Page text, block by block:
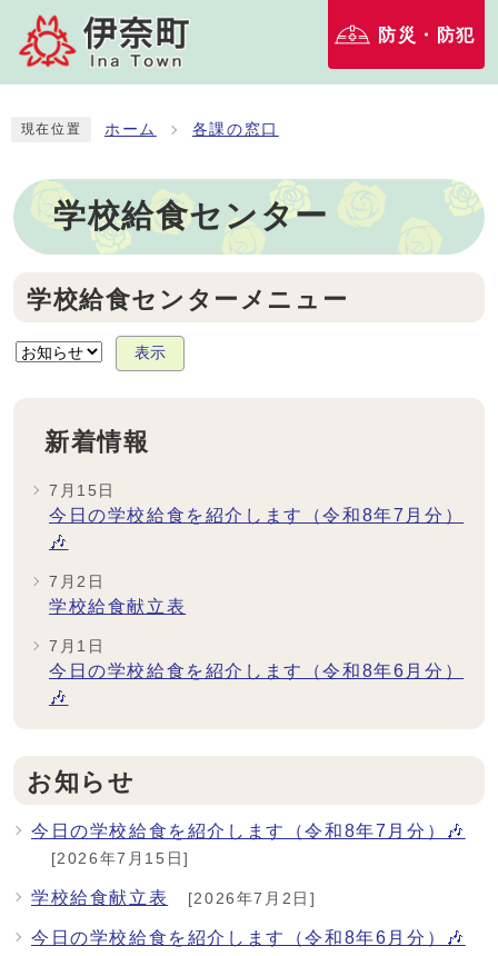
防災・防犯
現在位置 ホーム 各課の窓口
学校給食センター
学校給食センターメニュー
表示
新着情報
7月15日
今日の学校給食を紹介します（令和8年7月分）
🎶
7月2日
学校給食献立表
7月1日
今日の学校給食を紹介します（令和8年6月分）
🎶
お知らせ
今日の学校給食を紹介します（令和8年7月分）🎶
[2026年7月15日]
学校給食献立表 [2026年7月2日]
今日の学校給食を紹介します（令和8年6月分）🎶